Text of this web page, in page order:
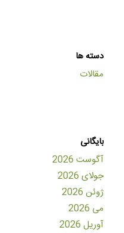
دسته ها
مقالات
بایگانی
آگوست 2026
جولای 2026
ژوئن 2026
می 2026
آوریل 2026